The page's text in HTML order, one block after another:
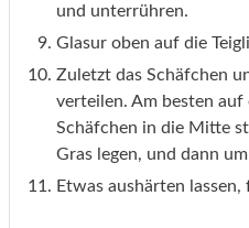
und unterrühren.
Glasur oben auf die
Zuletzt das Schäfchen
verteilen. Am besten auf
Schäfchen in die Mitte
Gras legen, und dann
Etwas aushärten lassen,